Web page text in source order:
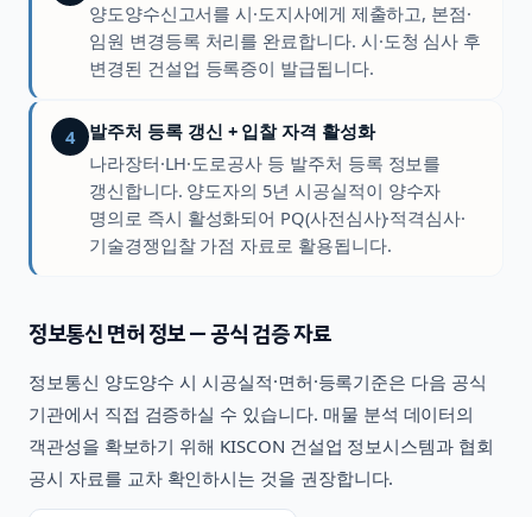
양도양수신고서를 시·도지사에게 제출하고, 본점·
임원 변경등록 처리를 완료합니다. 시·도청 심사 후
변경된 건설업 등록증이 발급됩니다.
4
발주처 등록 갱신 + 입찰 자격 활성화
나라장터·LH·도로공사 등 발주처 등록 정보를
갱신합니다. 양도자의 5년 시공실적이 양수자
명의로 즉시 활성화되어 PQ(사전심사)·적격심사·
기술경쟁입찰 가점 자료로 활용됩니다.
정보통신면허 정보 — 공식 검증 자료
정보통신 양도양수 시 시공실적·면허·등록기준은 다음 공식
기관에서 직접 검증하실 수 있습니다. 매물 분석 데이터의
객관성을 확보하기 위해 KISCON 건설업 정보시스템과 협회
공시 자료를 교차 확인하시는 것을 권장합니다.